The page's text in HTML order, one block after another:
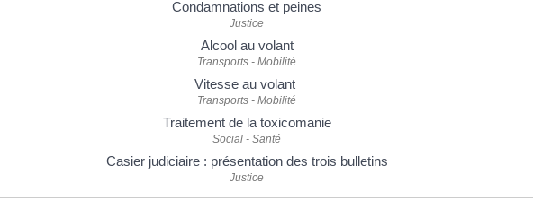
Condamnations et peines
Justice
Alcool au volant
Transports - Mobilité
Vitesse au volant
Transports - Mobilité
Traitement de la toxicomanie
Social - Santé
Casier judiciaire : présentation des trois bulletins
Justice